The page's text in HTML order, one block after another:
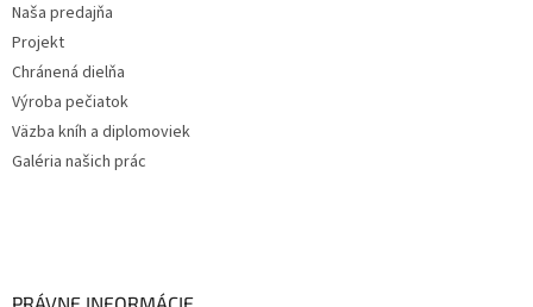
Naša predajňa
Projekt
Chránená dielňa
Výroba pečiatok
Väzba kníh a diplomoviek
Galéria našich prác